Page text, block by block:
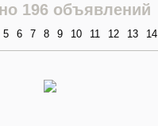
196 объявлений
5 6 7 8 9 10 11 12 13 14